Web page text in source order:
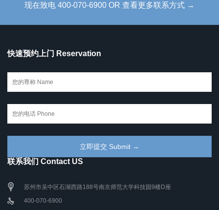
现在致电 400-070-6900 OR 查看更多联系方式 →
快速预约上门 Reservation
联系我们 Contact US
苏州市吴中区石湖西路188号南京师范大学科技园9楼D座
400-070-6900